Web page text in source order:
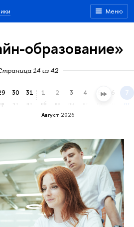
Меню
образование»
14 из 42
ср
30
чт
31
пт
Август 2026
1
сб
2
вс
3 4 5 6 7
пт